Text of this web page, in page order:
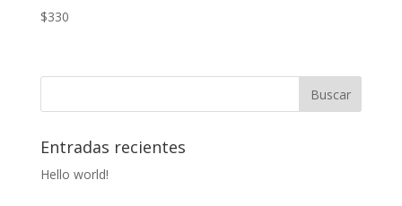
$330
Entradas recientes
Hello world!